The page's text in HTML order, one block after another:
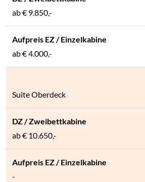
ab € 9.850,-
ab € 4.000,-
Suite Oberdeck
ab € 10.650,-
-